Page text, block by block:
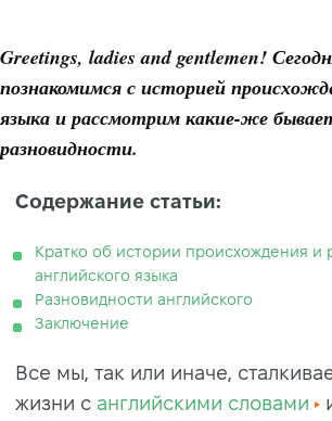
Greetings, ladies and gentlemen!
познакомимся с историей
языка и рассмотрим какие-же
разновидности.
Содержание статьи:
Кратко об истории происхождения и
английского языка
Разновидности английского
Заключение
Все мы, так или иначе,
жизни с английскими словами